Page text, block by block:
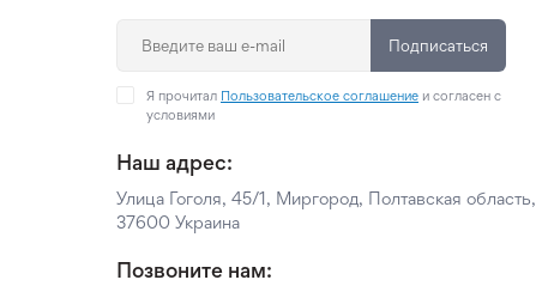
Подписаться
Я прочитал Пользовательское соглашение и согласен с
условиями
Наш адрес:
Улица Гоголя, 45/1, Миргород, Полтавская область,
37600 Украина
Позвоните нам: